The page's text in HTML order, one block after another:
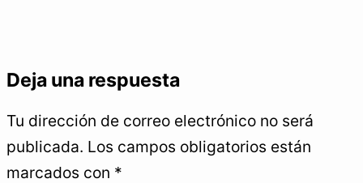
Deja una respuesta
Tu dirección de correo electrónico no será
publicada. Los campos obligatorios están
marcados con *